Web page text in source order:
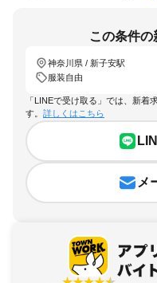
この条件
神奈川県 / 新子安駅
服装自由
「LINEで受け取る」では、新着
す。 詳しくはこちら
メ